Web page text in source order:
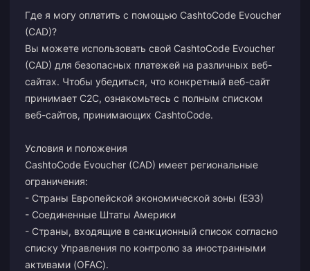
Где я могу оплатить с помощью CashtoCode Evoucher
(CAD)?
Вы можете использовать свой CashtoCode Evoucher
(CAD) для безопасных платежей на различных веб-
сайтах. Чтобы убедиться, что конкретный веб-сайт
принимает C2C, ознакомьтесь с полным списком
веб-сайтов, принимающих CashtoCode.
Условия и положения
CashtoCode Evoucher (CAD) имеет региональные
ограничения:
- Страны Европейской экономической зоны (ЕЭЗ)
- Соединенные Штаты Америки
- Страны, входящие в санкционный список согласно
списку Управления по контролю за иностранными
активами (OFAC).